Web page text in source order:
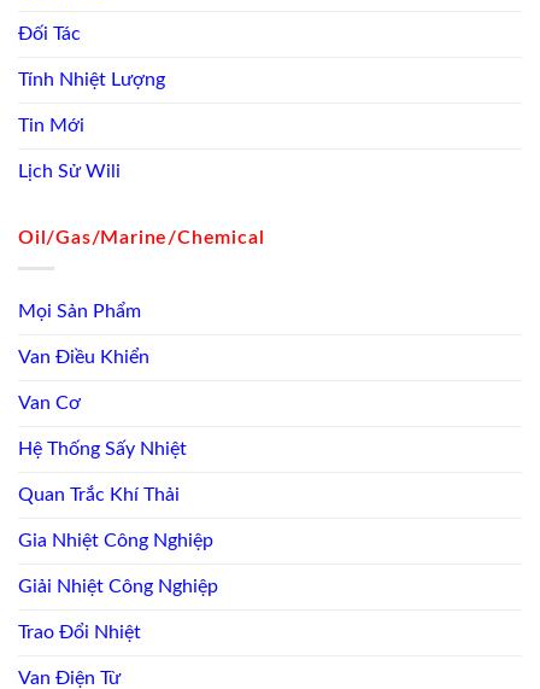
Đối Tác
Tính Nhiệt Lượng
Tin Mới
Lịch Sử Wili
Oil/Gas/Marine/Chemical
Mọi Sản Phẩm
Van Điều Khiển
Van Cơ
Hệ Thống Sấy Nhiệt
Quan Trắc Khí Thải
Gia Nhiệt Công Nghiệp
Giải Nhiệt Công Nghiệp
Trao Đổi Nhiệt
Van Điện Từ